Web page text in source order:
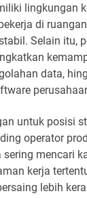
lingkungan
di
Selain itu,
data,
untuk posisi
operator
sering mencari
kerja
lebih